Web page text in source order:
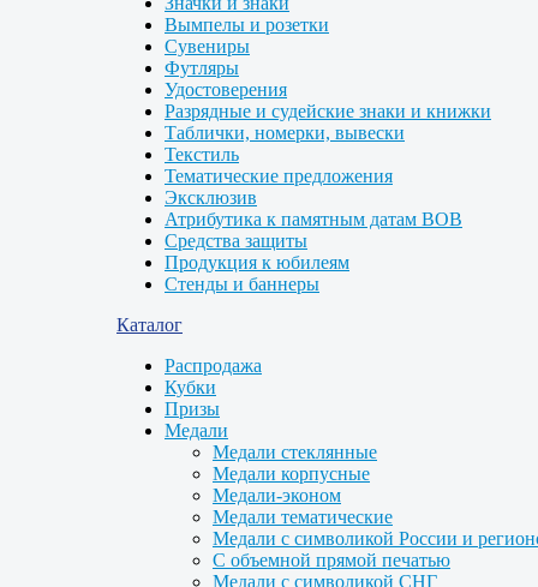
Вымпелы и розетки
Сувениры
Футляры
Удостоверения
Разрядные и судейские знаки и книжки
Таблички, номерки, вывески
Текстиль
Тематические предложения
Эксклюзив
Атрибутика к памятным датам ВОВ
Средства защиты
Продукция к юбилеям
Стенды и баннеры
Каталог
Распродажа
Кубки
Призы
Медали
Медали стеклянные
Медали корпусные
Медали-эконом
Медали тематические
Медали с символикой России и
С объемной прямой печатью
Медали с символикой СНГ